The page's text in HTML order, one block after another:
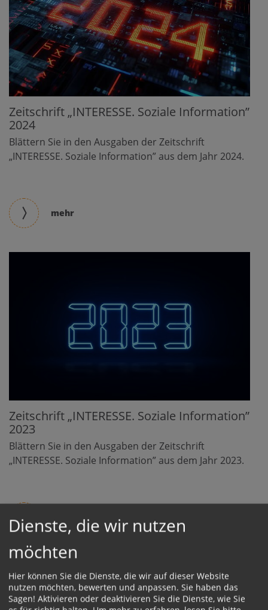
Zeitschrift „INTERESSE. Soziale Information”
2024
Blättern Sie in den Ausgaben der Zeitschrift
„INTERESSE. Soziale Information” aus dem Jahr 2024.
mehr
Zeitschrift „INTERESSE. Soziale Information”
2023
Blättern Sie in den Ausgaben der Zeitschrift
„INTERESSE. Soziale Information” aus dem Jahr 2023.
Dienste, die wir nutzen
möchten
Hier können Sie die Dienste, die wir auf dieser Website
nutzen möchten, bewerten und anpassen. Sie haben das
Sagen! Aktivieren oder deaktivieren Sie die Dienste, wie Sie